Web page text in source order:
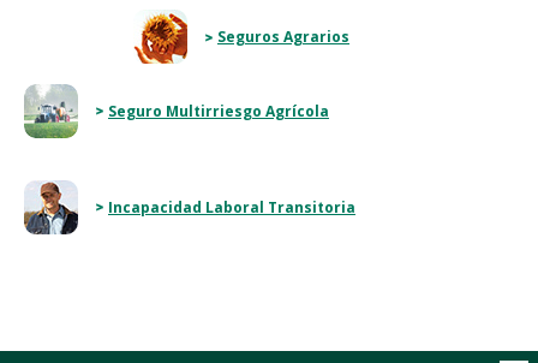
Seguros Agrarios
Seguro Multirriesgo Agrícola
Incapacidad Laboral Transitoria